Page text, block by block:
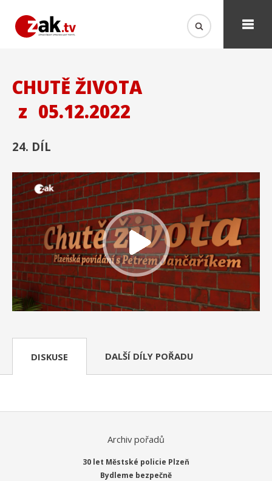
CHUTĚ ŽIVOTA
z 05.12.2022
24. DÍL
DISKUSE DALŠÍ DÍLY POŘADU
Archiv pořadů
30 let Městské policie Plzeň
Bydleme bezpečně